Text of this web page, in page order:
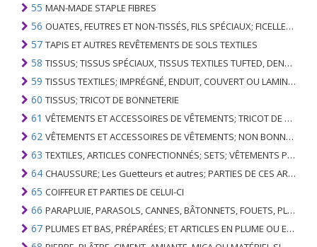
55 MAN-MADE STAPLE FIBRES
56 OUATES, FEUTRES ET NON-TISSÉS, FILS SPÉCIAUX; FICELLES, CORDES, CORDES, CÂBLES ET ARTICLES ASSOCIÉS
57 TAPIS ET AUTRES REVÊTEMENTS DE SOLS TEXTILES
58 TISSUS; TISSUS SPÉCIAUX, TISSUS TEXTILES TUFTED, DENTELLE, TAPISSERIES, GARNITURES, BRODERIES
59 TISSUS TEXTILES; IMPRÉGNÉ, ENDUIT, COUVERT OU LAMINÉ; ARTICLES TEXTILES D'UN TYPE ADAPTÉ À L'USAGE INDUSTRIEL
60 TISSUS; TRICOT DE BONNETERIE
61 VÊTEMENTS ET ACCESSOIRES DE VÊTEMENTS; TRICOT DE BONNETERIE
62 VÊTEMENTS ET ACCESSOIRES DE VÊTEMENTS; NON BONNETERIE
63 TEXTILES, ARTICLES CONFECTIONNÉS; SETS; VÊTEMENTS PORTÉS ET ARTICLES TEXTILES USÉS; RAGS
64 CHAUSSURE; Les Guetteurs et autres; PARTIES DE CES ARTICLES
65 COIFFEUR ET PARTIES DE CELUI-CI
66 PARAPLUIE, PARASOLS, CANNES, BÂTONNETS, FOUETS, PLANTES DE CONDUITE; ET LEURS PARTIES
67 PLUMES ET BAS, PRÉPARÉES; ET ARTICLES EN PLUME OU EN BAS; FLEURS ARTIFICIELLES; ARTICLES DE CHEVEUX HUMAINS